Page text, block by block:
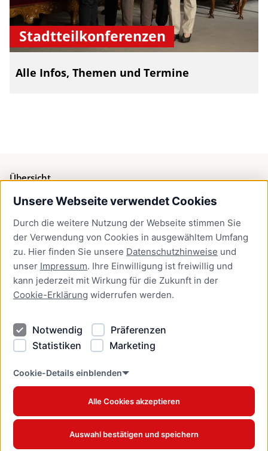
Unsere Webseite verwendet Cookies
Durch die weitere Nutzung der Webseite stimmen Sie
der Verwendung von Cookies in ausgewähltem Umfang
zu. Hier finden Sie unsere Datenschutzhinweise und
unser Impressum. Ihre Einwilligung ist freiwillig und
kann jederzeit mit Wirkung für die Zukunft in der
Cookie-Erklärung widerrufen werden.
Notwendig
Präferenzen
Statistiken
Marketing
Cookie-Details einblenden
Alle Cookies akzeptieren
Auswahl bestätigen und speichern
Stadtteilkonferenzen
Alle Infos, Themen und Termine
Übersicht
Bürgerservice
Presse
Newsletter Lübeck:kompakt
Kontakt
Kontakt
Datenschutzhinweise
Barrierefreiheit
Cookie Erklärung
www.luebeck.de